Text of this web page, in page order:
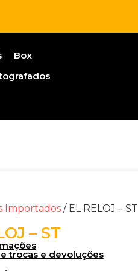
Box
Importados/ EL RELOJ – ST
– ST
trocas e devoluções